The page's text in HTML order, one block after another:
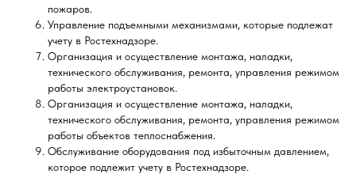
пожаров.
Управление подъемными механизмами, которые подлежат
учету в Ростехнадзоре.
Организация и осуществление монтажа, наладки,
технического обслуживания, ремонта, управления режимом
работы электроустановок.
Организация и осуществление монтажа, наладки,
технического обслуживания, ремонта, управления режимом
работы объектов теплоснабжения.
Обслуживание оборудования под избыточным давлением,
которое подлежит учету в Ростехнадзоре.